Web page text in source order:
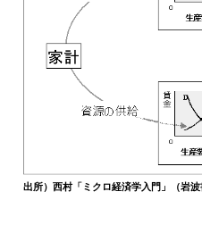
出所）西村「ミクロ経済学入門」（岩